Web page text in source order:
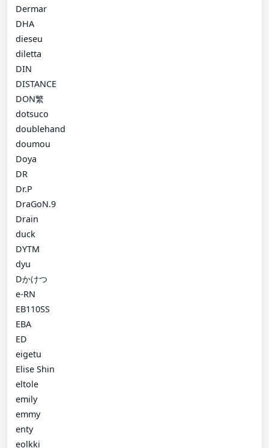
Dermar
DHA
dieseu
diletta
DIN
DISTANCE
DON繁
dotsuco
doublehand
doumou
Doya
DR
Dr.P
DraGoN.9
Drain
duck
DYTM
dyu
Dかけつ
e-RN
EB110SS
EBA
ED
eigetu
Elise Shin
eltole
emily
emmy
enty
eolkki